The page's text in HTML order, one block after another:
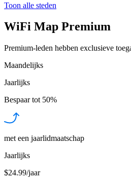
Toon alle steden
WiFi Map Premium
Premium-leden hebben exclusieve
Maandelijks
Jaarlijks
Bespaar tot 50%
met een jaarlidmaatschap
Jaarlijks
$24.99/jaar